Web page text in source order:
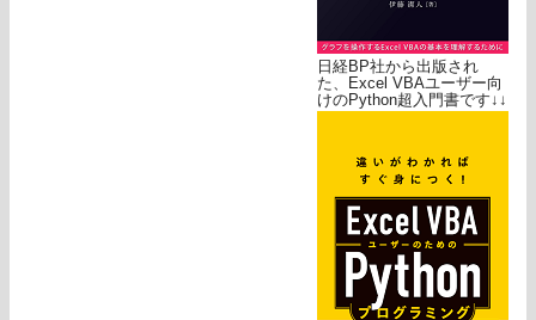
日経BP社から出版され
た、Excel VBAユーザー向
けのPython超入門書です↓↓